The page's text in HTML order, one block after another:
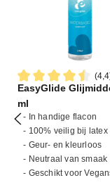
Gemiddelde
EasyGlide
ml
- In handige flacon
- 100% veilig bij latex
- Geur- en kleurloos
- Neutraal van smaak
- Geschikt voor